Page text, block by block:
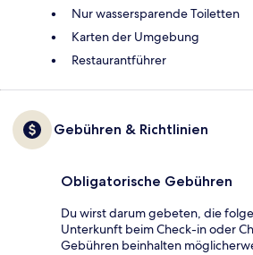
Nur wassersparende Toiletten
Karten der Umgebung
Restaurantführer
Gebühren & Richtlinien
Obligatorische Gebühren
Du wirst darum gebeten, die
Unterkunft beim Check-in oder
Gebühren beinhalten